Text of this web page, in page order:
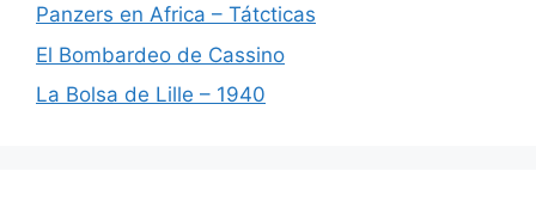
Panzers en Africa – Tátcticas
El Bombardeo de Cassino
La Bolsa de Lille – 1940